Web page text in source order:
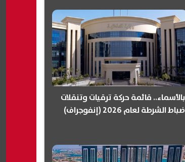
بالأسماء.. قائمة حركة ترقيات وتنقلات
ضباط الشرطة لعام 2026 (إنفوجراف)